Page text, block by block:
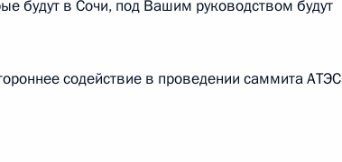
Христенко
3
будут в Сочи, под Вашим руководством будут
содействие в проведении саммита АТЭС